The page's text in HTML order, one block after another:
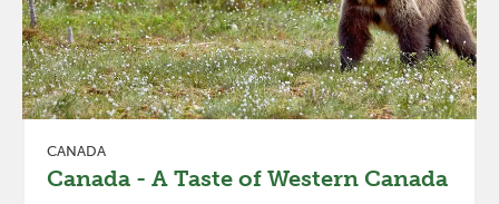
CANADA
Canada - A Taste of Western Canada